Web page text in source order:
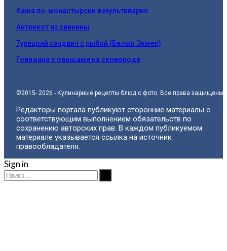
Каша по-монастырски в мультиварке
Антрекот из свинины
Турецкий сэндвич с рыбой (Балык Экмек)
Говядина с овощами на сковороде
©2015- 2026 - Кулинарные рецепты блюд с фото. Все права защищены.
Редакторы портала публикуют сторонние материалы с
соответствующим выполнением обязательств по
сохранению авторских прав. В каждом публикуемом
материале указывается ссылка на источник
правообладателя.
Sign in